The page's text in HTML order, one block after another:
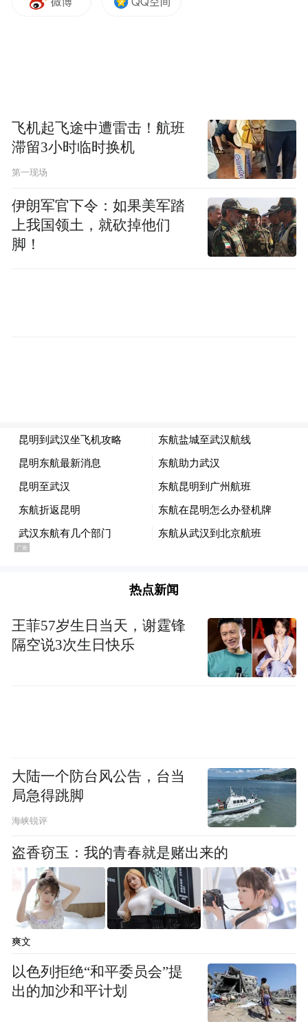
本文编译自：路透社
飞机起飞途中遭雷击！航班
滞留3小时临时换机
第一现场
伊朗军官下令：如果美军踏
上我国领土，就砍掉他们
脚！
热点新闻
王菲57岁生日当天，谢霆锋
隔空说3次生日快乐
大陆一个防台风公告，台当
局急得跳脚
海峡锐评
盗香窃玉：我的青春就是赌出来的
爽文
以色列拒绝“和平委员会”提
出的加沙和平计划